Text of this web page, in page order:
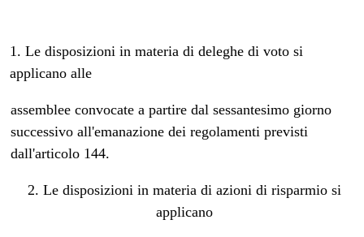
1. Le disposizioni in materia di deleghe di voto si
applicano alle
assemblee convocate a partire dal sessantesimo giorno
successivo all'emanazione dei regolamenti previsti
dall'articolo 144.
2. Le disposizioni in materia di azioni di risparmio si
applicano